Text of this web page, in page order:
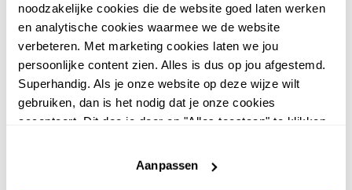
noodzakelijke cookies die de website goed laten werken
en analytische cookies waarmee we de website
verbeteren. Met marketing cookies laten we jou
persoonlijke content zien. Alles is dus op jou afgestemd.
Superhandig. Als je onze website op deze wijze wilt
gebruiken, dan is het nodig dat je onze cookies
accepteert. Dit doe je door op "Alles toestaan" te klikken.
website niet optimaal functioneert.
Aanpassen